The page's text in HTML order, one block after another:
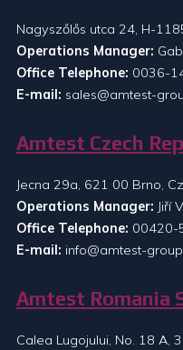
Nagyszőlős utca 24, H-
Operations Manager:
Office Telephone: 0036-
E-mail: sales@amtest-
Amtest Czech
Jecna 29a, 621 00 Brno,
Operations Manager: Jiří
Office Telephone: 00420-
E-mail: info@amtest-
Amtest Romania
Calea Lugojului, No. 18 A,